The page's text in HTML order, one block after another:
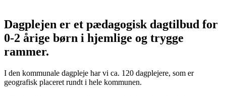
Dagplejen er et pædagogisk dagtilbud for
0-2 årige børn i hjemlige og trygge
rammer.
I den kommunale dagpleje har vi ca. 120 dagplejere, som er
geografisk placeret rundt i hele kommunen.